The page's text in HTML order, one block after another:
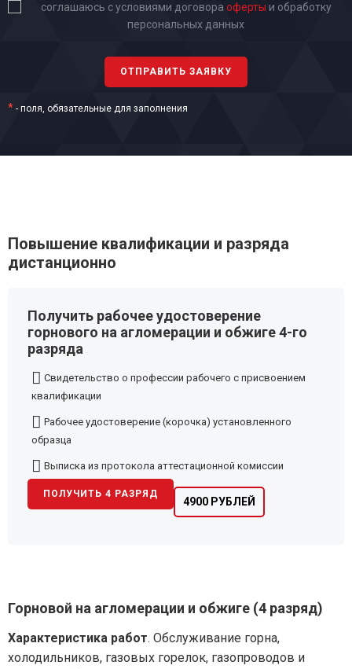
соглашаюсь с условиями договора оферты и обработку
персональных данных
* - поля, обязательные для заполнения
Повышение квалификации и разряда
дистанционно
Получить рабочее удостоверение
горнового на агломерации и обжиге 4-го
разряда
Свидетельство о профессии рабочего с присвоением
квалификации
Рабочее удостоверение (корочка) установленного
образца
Выписка из протокола аттестационной комиссии
4900 РУБЛЕЙ
ПОЛУЧИТЬ 4 РАЗРЯД
Горновой на агломерации и обжиге (4 разряд)
Характеристика работ. Обслуживание горна,
холодильников, газовых горелок, газопроводов и